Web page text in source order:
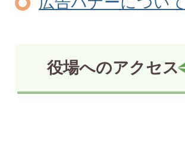
役場へのアクセス